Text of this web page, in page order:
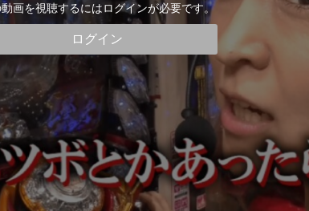
動画を視聴するにはログインが必要です。
ログイン